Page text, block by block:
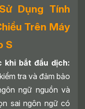
Dụng Tính
Trên Máy
S
khi bắt đầu dịch:
tra và đảm bảo
ngữ nguồn và
sai ngôn ngữ có